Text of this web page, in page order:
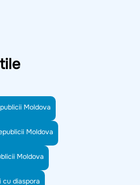
Moldova
Moldova
Moldova
cu diaspora